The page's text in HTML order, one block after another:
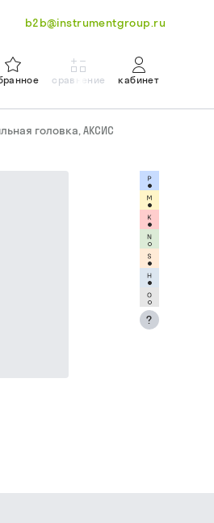
b2b@instrumentgroup.ru
сравнение кабинет
головка, АКСИС
?